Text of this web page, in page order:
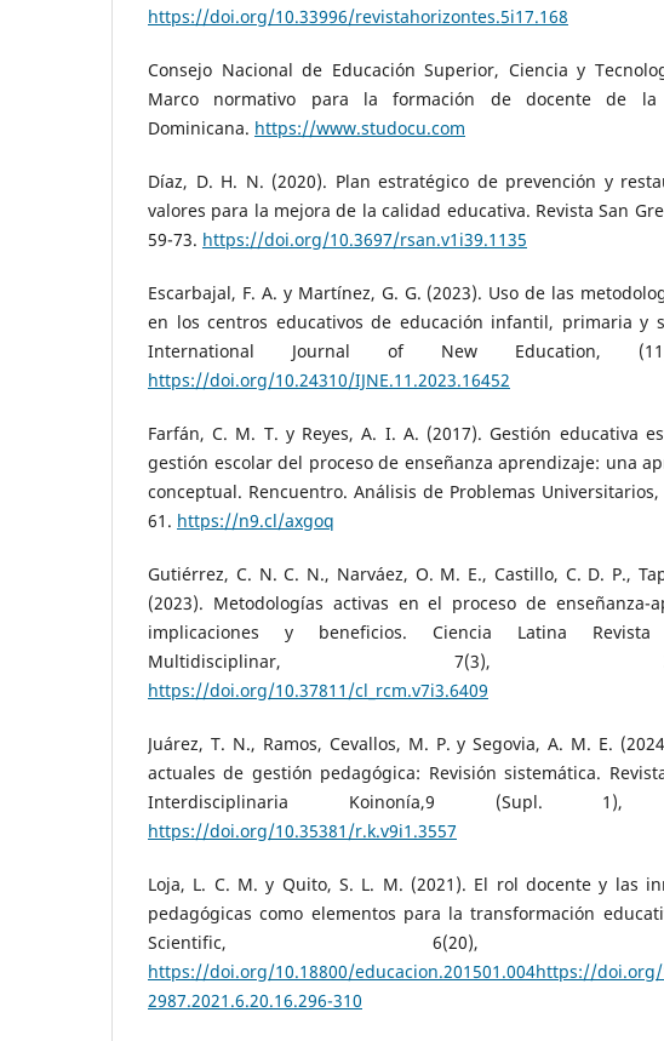
https://doi.org/10.33996/revistahorizontes.5i17.168
Consejo Nacional de Educación Superior, Ciencia y
Marco normativo para la formación de docente de la
Dominicana. https://www.studocu.com
Díaz, D. H. N. (2020). Plan estratégico de prevención y
valores para la mejora de la calidad educativa. Revista San
59-73. https://doi.org/10.3697/rsan.v1i39.1135
Escarbajal, F. A. y Martínez, G. G. (2023). Uso de las
en los centros educativos de educación infantil, primaria y
International Journal of New Education,
https://doi.org/10.24310/IJNE.11.2023.16452
Farfán, C. M. T. y Reyes, A. I. A. (2017). Gestión educativa
gestión escolar del proceso de enseñanza aprendizaje: una
conceptual. Rencuentro. Análisis de Problemas Universitarios,
61. https://n9.cl/axgoq
Gutiérrez, C. N. C. N., Narváez, O. M. E., Castillo, C. D. P.,
(2023). Metodologías activas en el proceso de enseñanza-
implicaciones y beneficios. Ciencia Latina Revista
Multidisciplinar, 7(3), 3311-
https://doi.org/10.37811/cl_rcm.v7i3.6409
Juárez, T. N., Ramos, Cevallos, M. P. y Segovia, A. M. E.
actuales de gestión pedagógica: Revisión sistemática.
Interdisciplinaria Koinonía,9 (Supl. 1),
https://doi.org/10.35381/r.k.v9i1.3557
Loja, L. C. M. y Quito, S. L. M. (2021). El rol docente y las
pedagógicas como elementos para la transformación
Scientific, 6(20), 296-
https://doi.org/10.18800/educacion.201501.004https://doi.org/
2987.2021.6.20.16.296-310